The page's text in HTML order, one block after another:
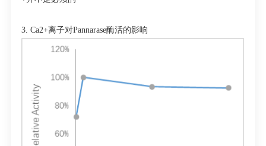
3. Ca2+离子对Pannarase酶活的影响